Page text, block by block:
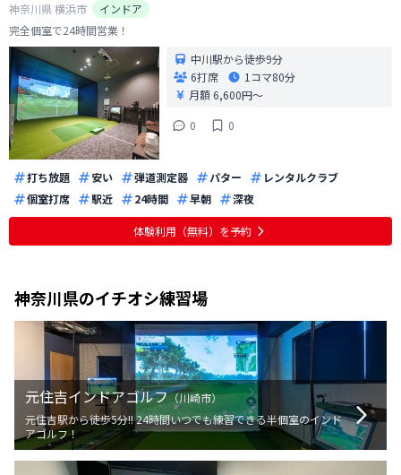
神奈川県横浜市
インドア
完全個室で24時間営業！
中川駅から徒歩9分
6打席
1コマ80分
月額 6,600円〜
0
0
打ち放題 安い 弾道測定器 パター
レンタルクラブ
個室打席
駅近 24時間 早朝 深夜
体験利用（無料）を予約
神奈川県のイチオシ練習場
元住吉インドアゴルフ（川崎市）
元住吉駅から徒歩5分!! 24時間いつでも練習できる半個室のインド
アゴルフ！